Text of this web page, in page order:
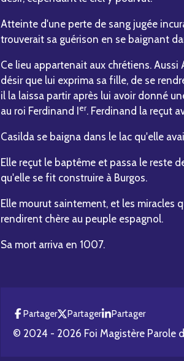
Atteinte d'une perte de sang jugée
trouverait sa guérison en se baignant
Ce lieu appartenait aux chrétiens.
désir que lui exprima sa fille, de se
il la laissa partir après lui avoir donné
au roi Ferdinand I
er. Ferdinand la reçut
Casilda se baigna dans le lac qu'elle
Elle reçut le baptême et passa le reste
qu'elle se fit construire à Burgos.
Elle mourut saintement, et les miracles
rendirent chère au peuple espagnol.
Sa mort arriva en 1007.
Partager Partager Partager
© 2024 - 2026 Foi Magistère Parole